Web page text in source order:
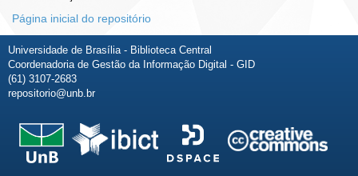
Página inicial do repositório
Universidade de Brasília - Biblioteca Central
Coordenadoria de Gestão da Informação Digital - GID
(61) 3107-2683
repositorio@unb.br